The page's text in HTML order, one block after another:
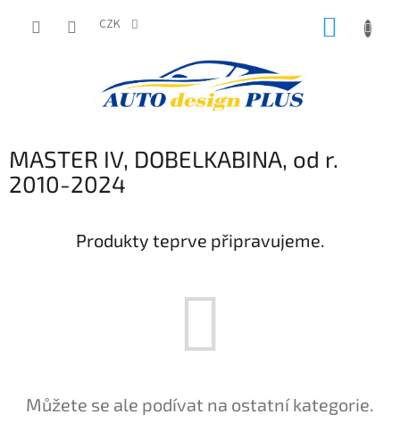
CZK
MASTER IV, DOBELKABINA, od r.
2010-2024
Produkty teprve připravujeme.
Můžete se ale podívat na ostatní kategorie.